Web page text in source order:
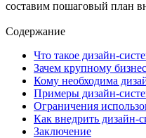
составим пошаговый план
Содержание
Что такое дизайн-
Зачем крупному
Кому необходима
Примеры дизайн-
Ограничения
Как внедрить дизайн-
Заключение